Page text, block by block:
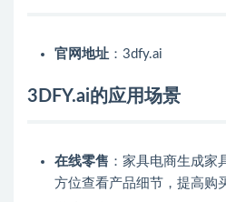
官网地址 ：3dfy.ai
3DFY.ai的应用场景
在线零售 ：家具电商生成家
方位查看产品细节，提高购